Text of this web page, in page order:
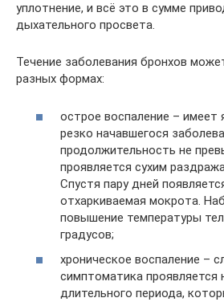
уплотнение, и всё это в сумме
дыхательного просвета.
Течение заболевания бронхов
разных формах:
острое воспаление – имеет
резко начавшегося
продолжительность не
проявляется сухим
Спустя пару дней
отхаркиваемая мокрота.
повышение температуры
градусов;
хроническое воспаление –
симптоматика проявляется
длительного периода,